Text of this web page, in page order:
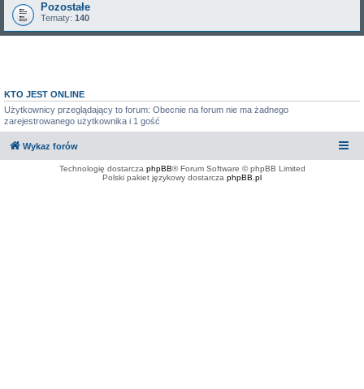
Pozostałe
Tematy: 140
KTO JEST ONLINE
Użytkownicy przeglądający to forum: Obecnie na forum nie ma żadnego
zarejestrowanego użytkownika i 1 gość
Wykaz forów
Technologię dostarcza phpBB® Forum Software © phpBB Limited
Polski pakiet językowy dostarcza phpBB.pl